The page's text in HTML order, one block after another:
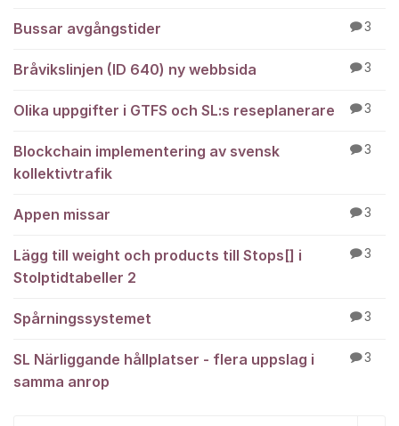
Bussar avgångstider 3
Bråvikslinjen (ID 640) ny webbsida 3
Olika uppgifter i GTFS och SL:s reseplanerare 3
Blockchain implementering av svensk
kollektivtrafik
3
Appen missar 3
Lägg till weight och products till Stops[] i
Stolptidtabeller 2
3
Spårningssystemet 3
SL Närliggande hållplatser - flera uppslag i
samma anrop
3